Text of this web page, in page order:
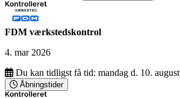
FDM værkstedskontrol
4. mar 2026
Du kan tidligst få tid: mandag d. 10. august
Åbningstider